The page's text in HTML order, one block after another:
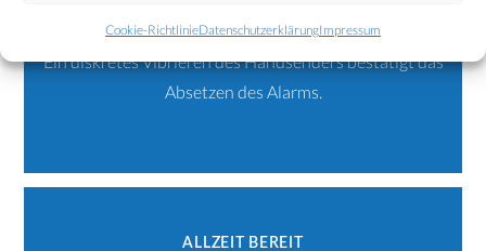
Cookie-RichtlinieDatenschutzerklärungImpressum
QUITTUNG INKLUSIVE
Ein diskretes Vibrieren des Handsenders bestätigt das
Absetzen des Alarms.
ALLZEIT BEREIT